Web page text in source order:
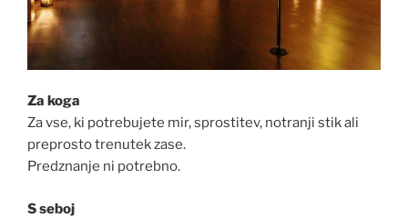
Za koga
Za vse, ki potrebujete mir, sprostitev, notranji stik ali
preprosto trenutek zase.
Predznanje ni potrebno.
S seboj